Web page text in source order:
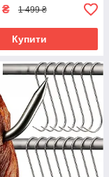
₴ 1 499 ₴
Купити